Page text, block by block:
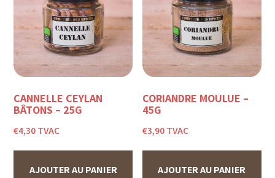
CANNELLE CEYLAN
BÂTONS – 25G
€4,30TVAC
AJOUTER AU PANIER
CORIANDRE MOULUE –
45G
€3,90TVAC
AJOUTER AU PANIER